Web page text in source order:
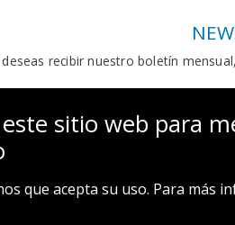
deseas recibir nuestro boletín
sitio web para
que acepta su uso. Para más